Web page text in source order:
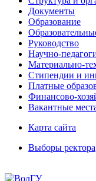
Документы
Образование
Руководство
Научно-
Материально-
Стипендии и
Платные
Финансово-
Вакантные
Карта сайта
Выборы ректора